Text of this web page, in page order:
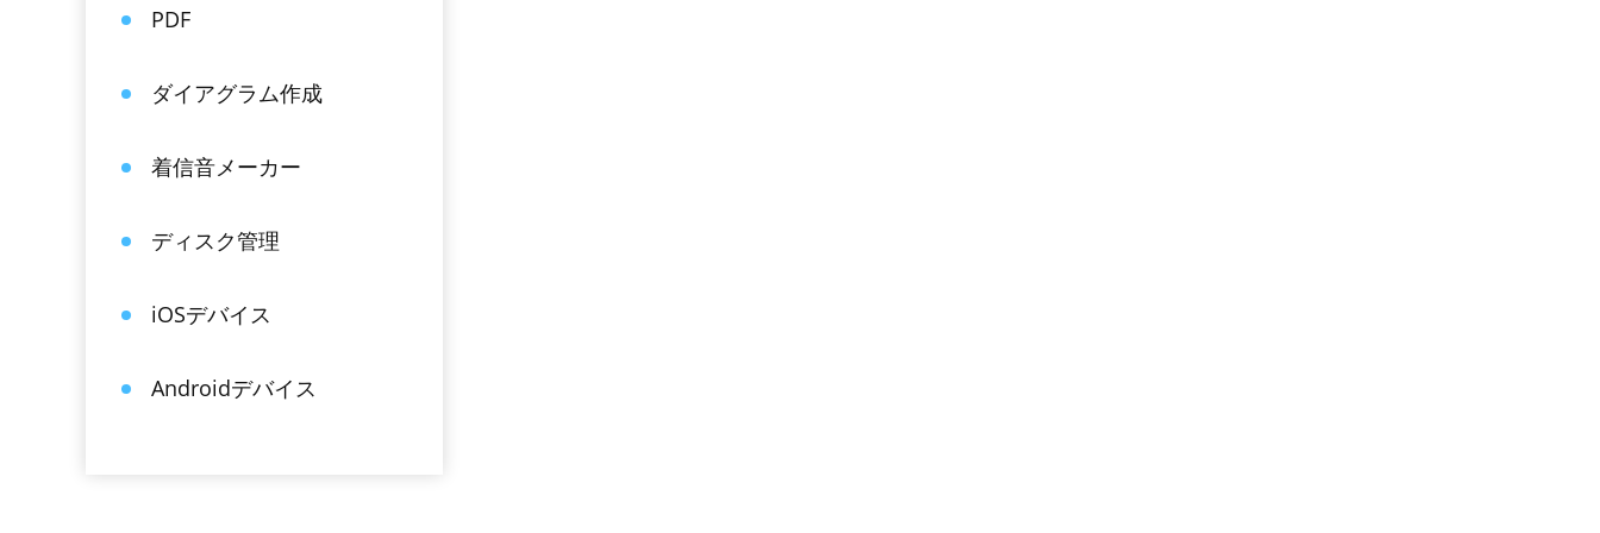
PDF
ダイアグラム作成
着信音メーカー
ディスク管理
iOSデバイス
Androidデバイス